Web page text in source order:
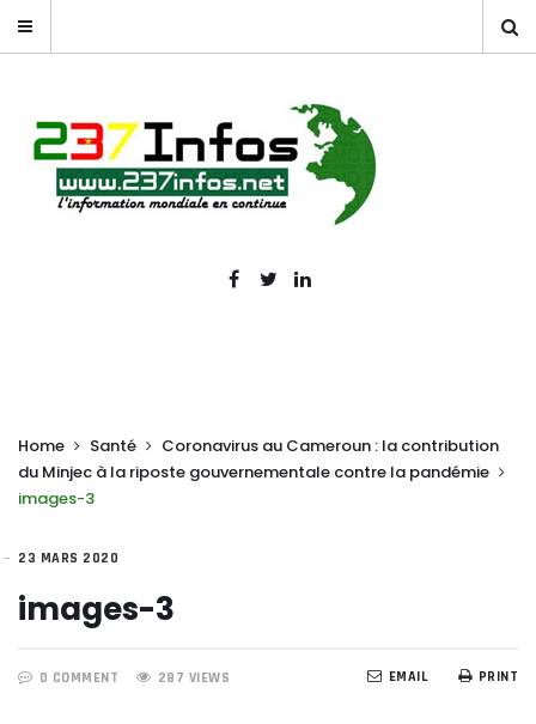
Home Santé
Coronavirus au Cameroun : la contribution
du Minjec à la riposte gouvernementale contre la pandémie
images-3
23 MARS 2020
images-3
0 COMMENT 287 VIEWS PRINT
EMAIL